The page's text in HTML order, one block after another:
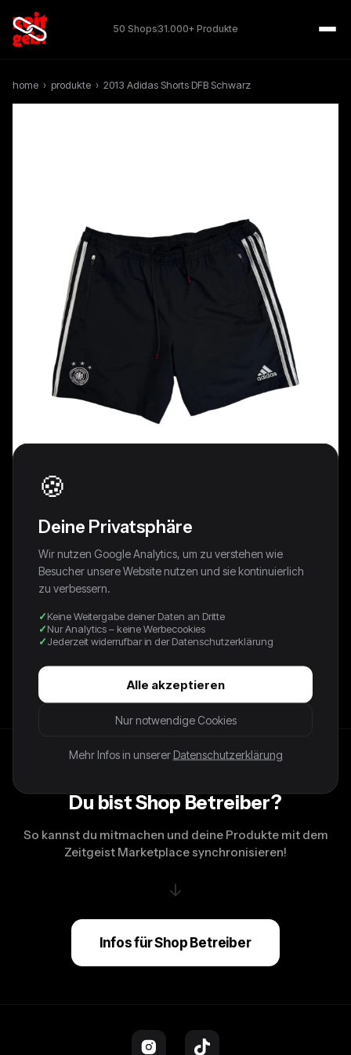
50 Shops31.000+ Produkte
home › produkte › 2013 Adidas Shorts DFB Schwarz
2013 Adidas Shorts DFB Schwarz
Du bist Shop Betreiber?
So kannst du mitmachen und deine Produkte mit dem
Zeitgeist Marketplace synchronisieren!
↓
Infos für Shop Betreiber
🍪
Deine Privatsphäre
Wir nutzen Google Analytics, um zu verstehen wie
Besucher unsere Website nutzen und sie kontinuierlich
zu verbessern.
Keine Weitergabe deiner Daten an Dritte
Nur Analytics – keine Werbecookies
Jederzeit widerrufbar in der Datenschutzerklärung
Alle akzeptieren
Nur notwendige Cookies
Mehr Infos in unserer Datenschutzerklärung